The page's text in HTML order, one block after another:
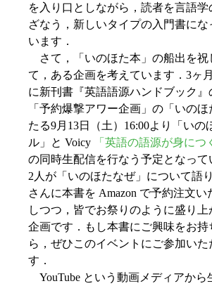
を入り口としながら，読者を言語
ざなう，新しいタイプの入門書に
います．
さて，「いのほた本」の船出を祝
て，ある企画を考えています．3ヶ
に新刊書『英語語源ハンドブック
「予約爆撃アワー企画」の「いの
たる9月13日（土）16:00より「いの
ル」と Voicy
「英語の語源が身につ
の同時生配信を行なう予定となっ
2人が「いのほたなぜ」について語
さんに本書を Amazon で予約注文
しつつ，皆でお祭りのように盛り
企画です．もし本書にご興味をお持
ら，ぜひこのイベントにご参加い
す．
YouTube という動画メディアから